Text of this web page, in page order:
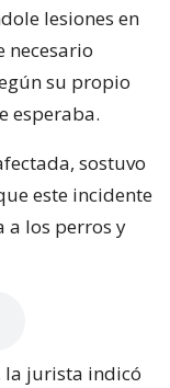
lesiones en
necesario
su propio
esperaba.
sostuvo
este incidente
a los perros y
la jurista indicó